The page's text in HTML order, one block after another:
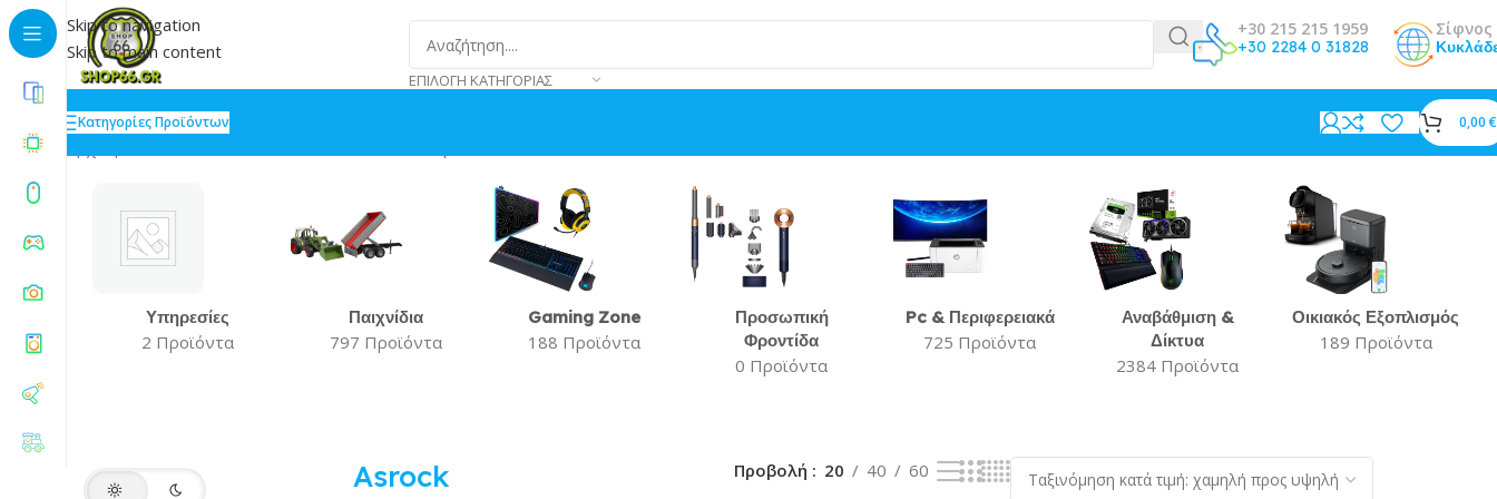
Skip to navigation
Skip to main content
ΕΠΙΛΟΓΉ ΚΑΤΗΓΟΡΊΑΣ
+30 215 215 1959
+30 2284 0 31828
Σίφνος
Κατηγορίες Προϊόντων 0,00 €
Υπηρεσίες
2 Προϊόντα
Παιχνίδια
797 Προϊόντα
Gaming Zone
188 Προϊόντα
Προσωπική
Φροντίδα
0 Προϊόντα
Pc & Περιφερειακά
725 Προϊόντα
Αναβάθμιση &
Δίκτυα
2384 Προϊόντα
Οικιακός Εξοπλισμός
189 Προϊόντα
Asrock Προβολή 20 40 60